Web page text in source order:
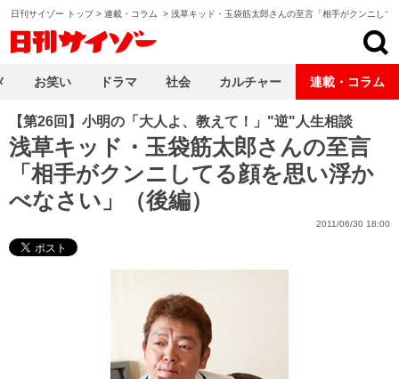
日刊サイゾー トップ> 連載・コラム > 浅草キッド・玉袋筋太郎さんの至言「相手がクンニして
【第26回】小明の「大人よ、教えて！」"逆"人生相談
浅草キッド・玉袋筋太郎さんの至言
「相手がクンニしてる顔を思い浮か
べなさい」（後編）
2011/06/30 18:00
お笑い ドラマ 社会 カルチャー 連載・コラム